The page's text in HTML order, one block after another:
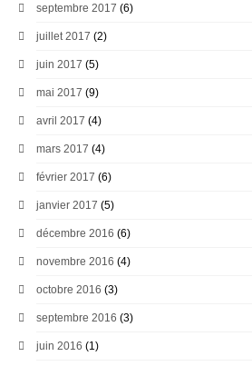
septembre 2017 (6)
juillet 2017 (2)
juin 2017 (5)
mai 2017 (9)
avril 2017 (4)
mars 2017 (4)
février 2017 (6)
janvier 2017 (5)
décembre 2016 (6)
novembre 2016 (4)
octobre 2016 (3)
septembre 2016 (3)
juin 2016 (1)